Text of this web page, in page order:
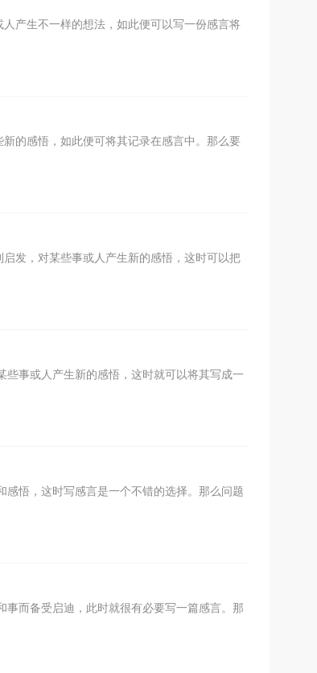
产生不一样的想法，如此便可以写一份感言将
的感悟，如此便可将其记录在感言中。那么要
发，对某些事或人产生新的感悟，这时可以把
事或人产生新的感悟，这时就可以将其写成一
悟，这时写感言是一个不错的选择。那么问题
而备受启迪，此时就很有必要写一篇感言。那